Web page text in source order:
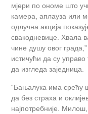
мјери по ономе што
камера, аплауза или
одлучна акција
свакодневице. Хвала
чине душу овог
истичући да су
да изгледа заједница.
“Бањалука има срећу
да без страха и
најпотребније.